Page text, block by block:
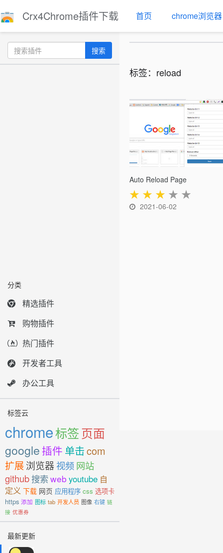
Crx4Chrome插件下载 首页 chrome浏览器
搜索
分类
精选插件
购物插件
热门插件
开发者工具
办公工具
标签云
chrome标签页面
google 插件 单击com
扩展浏览器 视频网站
github搜索web youtube 自
定义 下载 网页 应用程序 css 选项卡
https 添加 图标 tab 开发人员 图像 右键 链
接 优惠券
最新更新
标签：reload
Auto Reload Page
★ ★ ★ ★ ★
2021-06-02